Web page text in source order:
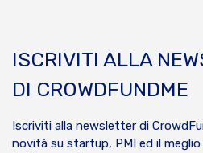
ISCRIVITI ALLA
DI CROWDFUNDME
Iscriviti alla newsletter di
novità su startup, PMI ed il